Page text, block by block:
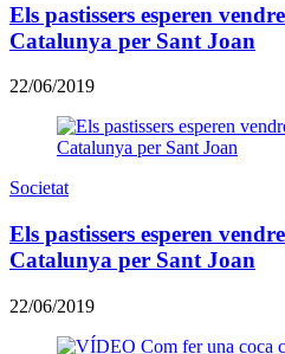
Els pastissers esperen
Catalunya per Sant Joan
22/06/2019
Societat
Els pastissers esperen
Catalunya per Sant Joan
22/06/2019